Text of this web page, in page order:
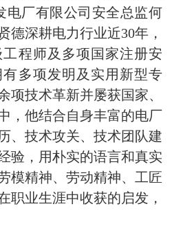
电厂有限公司安全总监何
德深耕电力行业近30年，
程师及多项国家注册安
多项发明及实用新型专
项技术革新并屡获国家、
，他结合自身丰富的电厂
、技术攻关、技术团队建
验，用朴实的语言和真实
模精神、劳动精神、工匠
职业生涯中收获的启发，